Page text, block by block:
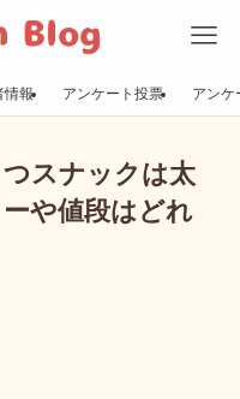
情報 アンケート投票 アンケ
スナックは太
や値段はどれ